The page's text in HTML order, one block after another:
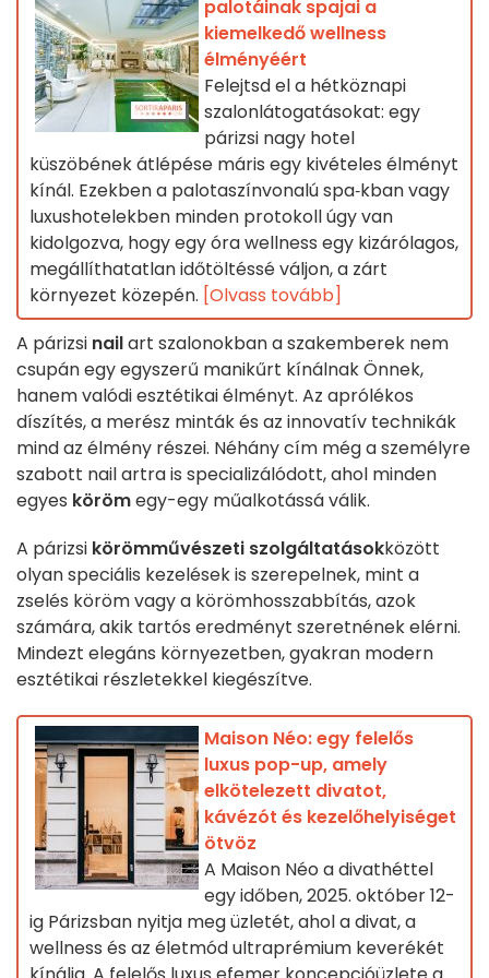
palotáinak spajai a
kiemelkedő wellness
élményéért
Felejtsd el a hétköznapi
szalonlátogatásokat: egy
párizsi nagy hotel
küszöbének átlépése máris egy kivételes élményt
kínál. Ezekben a palotaszínvonalú spa‑kban vagy
luxushotelekben minden protokoll úgy van
kidolgozva, hogy egy óra wellness egy kizárólagos,
megállíthatatlan időtöltéssé váljon, a zárt
környezet közepén. [Olvass tovább]
A párizsi nailart szalonokban a szakemberek nem
csupán egy egyszerű manikűrt kínálnak Önnek,
hanem valódi esztétikai élményt. Az aprólékos
díszítés, a merész minták és az innovatív technikák
mind az élmény részei. Néhány cím még a személyre
szabott nail artra is specializálódott, ahol minden
egyes körömegy-egy műalkotássá válik.
A párizsi körömművészeti szolgáltatásokközött
olyan speciális kezelések is szerepelnek, mint a
zselés köröm vagy a körömhosszabbítás, azok
számára, akik tartós eredményt szeretnének elérni.
Mindezt elegáns környezetben, gyakran modern
esztétikai részletekkel kiegészítve.
Maison Néo: egy felelős
luxus pop-up, amely
elkötelezett divatot,
kávézót és kezelőhelyiséget
ötvöz
A Maison Néo a divathéttel
egy időben, 2025. október 12-
ig Párizsban nyitja meg üzletét, ahol a divat, a
wellness és az életmód ultraprémium keverékét